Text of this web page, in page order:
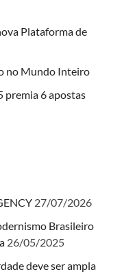
Plataforma de
no Mundo Inteiro
premia 6 apostas
27/07/2026
Brasileiro
26/05/2025
deve ser ampla